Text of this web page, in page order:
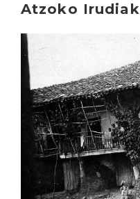
Atzoko Irudiak
Irakurri